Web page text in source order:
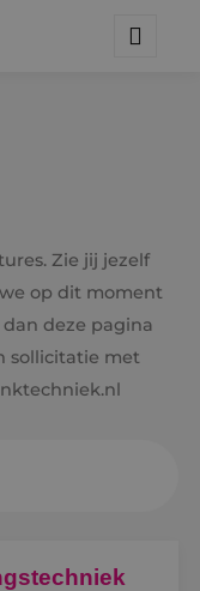
Zie jij jezelf
op dit moment
deze pagina
sollicitatie met